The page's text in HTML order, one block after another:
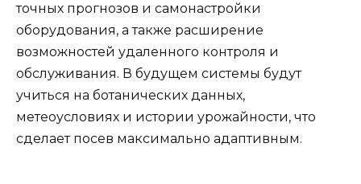
точных прогнозов и самонастройки
оборудования, а также расширение
возможностей удаленного контроля и
обслуживания. В будущем системы будут
учиться на ботанических данных,
метеоусловиях и истории урожайности, что
сделает посев максимально адаптивным.